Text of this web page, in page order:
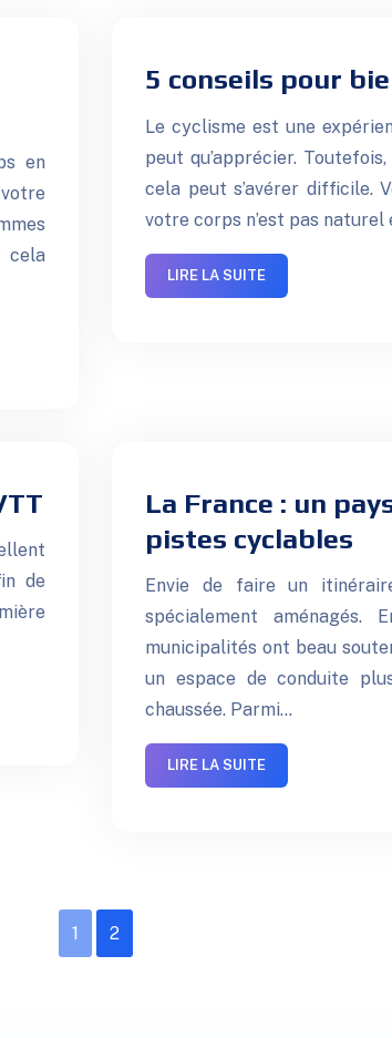
en
cela
5 conseils pour
Le cyclisme est une
peut qu’apprécier.
cela peut s’avérer difficile.
votre corps n’est pas
LIRE LA SUITE
de
La France : un
pistes cyclables
Envie de faire un
spécialement
municipalités ont beau
un espace de conduite
chaussée. Parmi…
LIRE LA SUITE
1 2